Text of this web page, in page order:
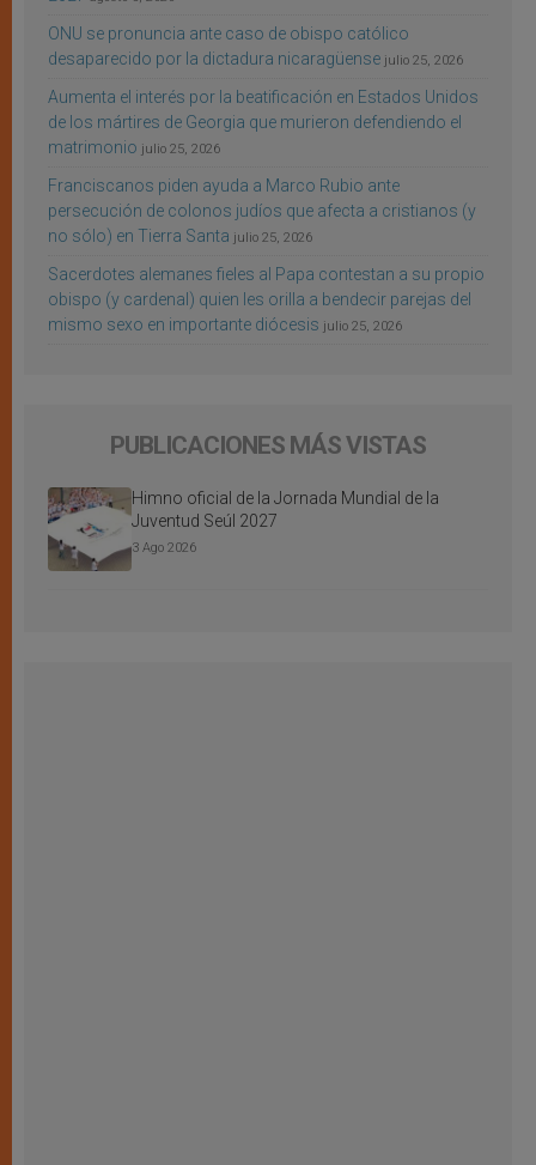
ONU se pronuncia ante caso de obispo católico
desaparecido por la dictadura nicaragüense julio 25, 2026
Aumenta el interés por la beatificación en Estados Unidos
de los mártires de Georgia que murieron defendiendo el
matrimonio julio 25, 2026
Franciscanos piden ayuda a Marco Rubio ante
persecución de colonos judíos que afecta a cristianos (y
no sólo) en Tierra Santa julio 25, 2026
Sacerdotes alemanes fieles al Papa contestan a su propio
obispo (y cardenal) quien les orilla a bendecir parejas del
mismo sexo en importante diócesis julio 25, 2026
PUBLICACIONES MÁS VISTAS
Himno oficial de la Jornada Mundial de la
Juventud Seúl 2027
3 Ago 2026